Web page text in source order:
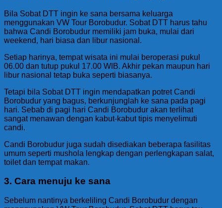
Bila Sobat DTT ingin ke sana bersama keluarga
menggunakan VW Tour Borobudur. Sobat DTT harus tahu
bahwa Candi Borobudur memiliki jam buka, mulai dari
weekend, hari biasa dan libur nasional.
Setiap harinya, tempat wisata ini mulai beroperasi pukul
06.00 dan tutup pukul 17.00 WIB. Akhir pekan maupun hari
libur nasional tetap buka seperti biasanya.
Tetapi bila Sobat DTT ingin mendapatkan potret Candi
Borobudur yang bagus, berkunjunglah ke sana pada pagi
hari. Sebab di pagi hari Candi Borobudur akan terlihat
sangat menawan dengan kabut-kabut tipis menyelimuti
candi.
Candi Borobudur juga sudah disediakan beberapa fasilitas
umum seperti mushola lengkap dengan perlengkapan salat,
toilet dan tempat makan.
3. Cara menuju ke sana
Sebelum nantinya berkeliling Candi Borobudur dengan